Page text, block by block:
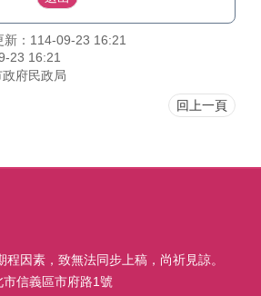
新：114-09-23 16:21
23 16:21
府民政局
回上一頁
因素，致無法同步上稿，尚祈見諒。
信義區市府路1號